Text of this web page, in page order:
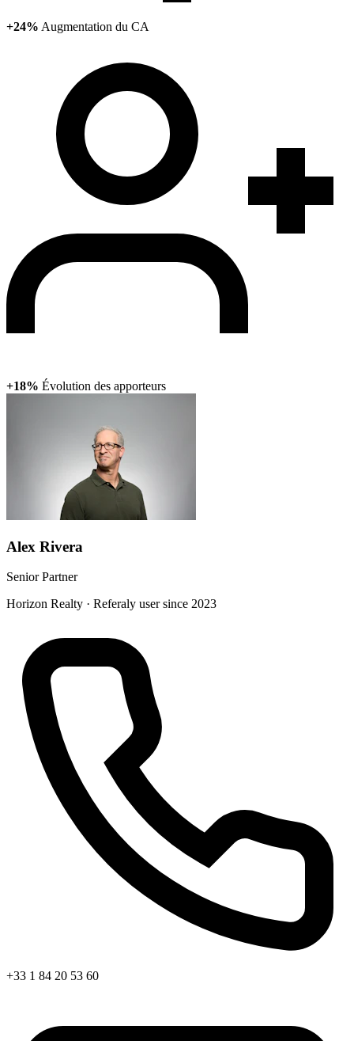
+24% Augmentation du CA
+18% Évolution des apporteurs
Alex Rivera
Senior Partner
Horizon Realty · Referaly user since 2023
+33 1 84 20 53 60